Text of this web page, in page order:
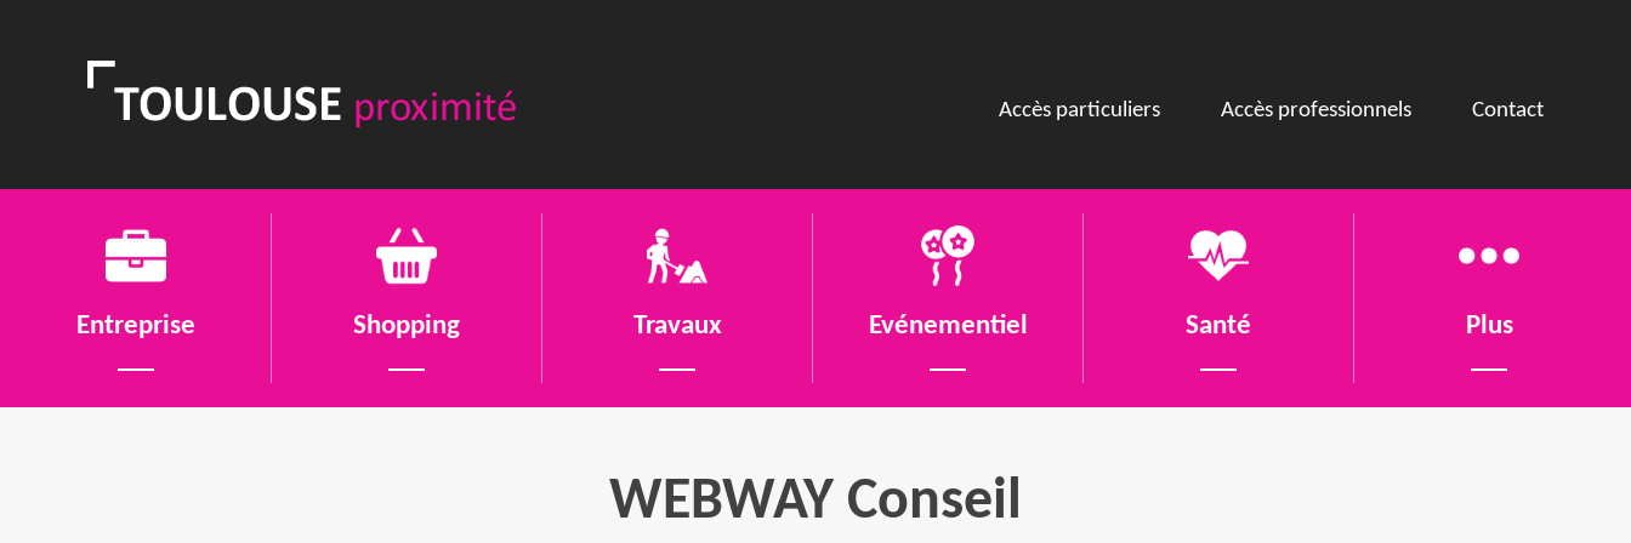
Accès particuliers Accès professionnels Contact
Entreprise Shopping Travaux Evénementiel Santé Plus
WEBWAY Conseil